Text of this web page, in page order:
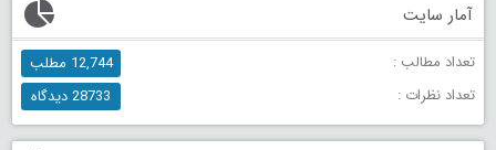
آمار سایت
تعداد مطالب :
12,744 مطلب
تعداد نظرات :
28733 دیدگاه